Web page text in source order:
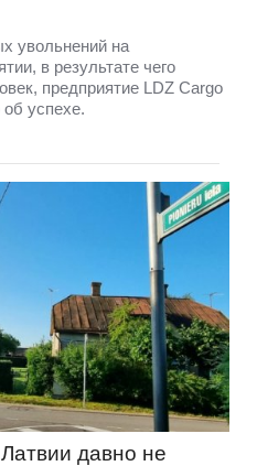
увольнений на
в результате чего
предприятие LDZ Cargо
успехе.
давно не